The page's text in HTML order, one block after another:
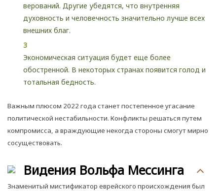
верований. Другие убедятся, что внутренняя
духовность и человечность значительно лучше всех
внешних благ.
Экономическая ситуация будет еще более
обостренной. В некоторых странах появится голод и
тотальная бедность.
Важным плюсом 2022 года станет постепенное угасание
политической нестабильности. Конфликты решаться путем
компромисса, а враждующие некогда стороны смогут мирно
сосуществовать.
Видения Вольфа Мессинга
Знаменитый мистификатор еврейского происхождения был